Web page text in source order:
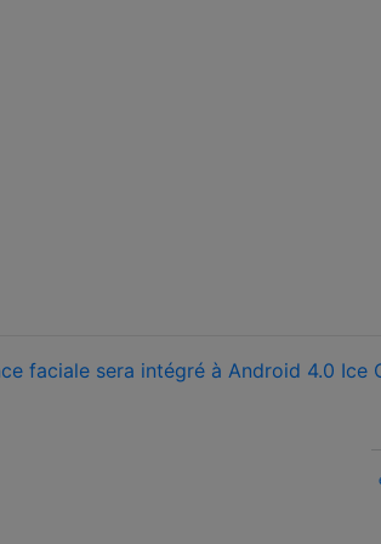
faciale sera intégré à Android 4.0 Ice